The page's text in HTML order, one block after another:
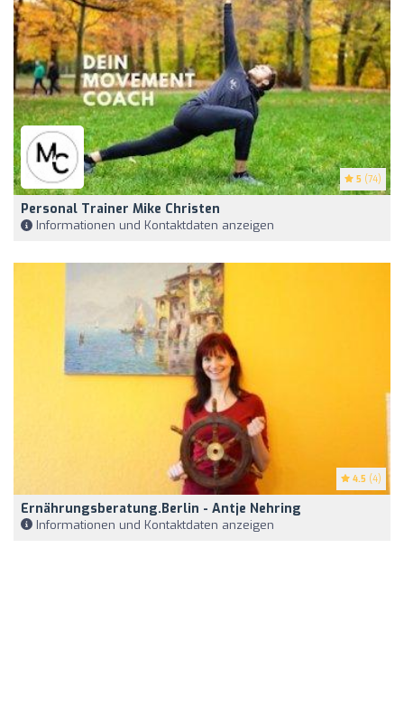
5 (74)
Personal Trainer Mike Christen
Informationen und Kontaktdaten anzeigen
4.5 (4)
Ernährungsberatung.berlin - Antje Nehring
Informationen und Kontaktdaten anzeigen